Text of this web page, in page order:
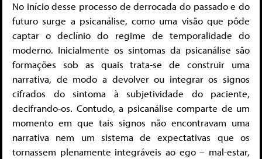
No início desse processo de derrocada do passado e do
futuro surge a psicanálise, como uma visão que pôde
captar o declínio do regime de temporalidade do
moderno. Inicialmente os sintomas da psicanálise são
formações sob as quais trata-se de construir uma
narrativa, de modo a devolver ou integrar os signos
cifrados do sintoma à subjetividade do paciente,
decifrando-os. Contudo, a psicanálise comparte de um
momento em que tais signos não encontravam uma
narrativa nem um sistema de expectativas que os
tornassem plenamente integráveis ao ego – mal-estar,